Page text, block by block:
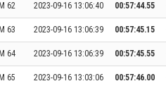
M 62 2023-09-16 13:06:40 00:57:44.55
M 63 2023-09-16 13:06:39 00:57:45.15
M 64 2023-09-16 13:06:39 00:57:45.55
M 65 2023-09-16 13:03:06 00:57:46.00